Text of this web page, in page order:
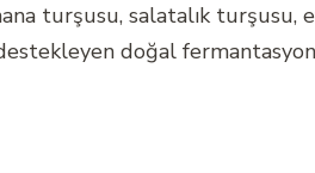
turşusu, salatalık
doğal